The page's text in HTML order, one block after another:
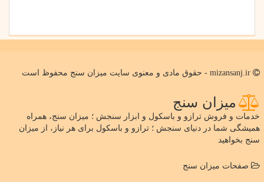
میزان سنج
خدمات و فروش ترازو و باسکول و ابزار سنجش ؛ میزان سنج، همراه
همیشگی شما در دنیای سنجش ؛ ترازو و باسکول برای هر نیاز، از میزان
سنج بخواهید
صفحات میزان سنج